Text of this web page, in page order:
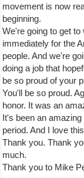
movement is now
beginning.
We're going to get to
immediately for the
people. And we're
doing a job that
be so proud of your
You'll be so proud.
honor. It was an
It's been an
period. And I love
Thank you. Thank
much.
Thank you to Mike